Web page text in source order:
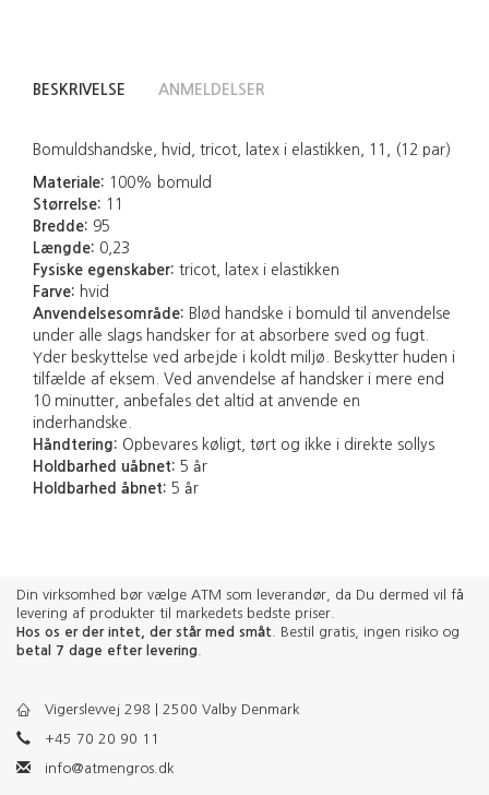
BESKRIVELSE ANMELDELSER
Bomuldshandske, hvid, tricot, latex i elastikken, 11, (12 par)
Materiale: 100% bomuld
Størrelse: 11
Bredde: 95
Længde: 0,23
Fysiske egenskaber: tricot, latex i elastikken
Farve: hvid
Anvendelsesområde: Blød handske i bomuld til anvendelse
under alle slags handsker for at absorbere sved og fugt.
Yder beskyttelse ved arbejde i koldt miljø. Beskytter huden i
tilfælde af eksem. Ved anvendelse af handsker i mere end
10 minutter, anbefales det altid at anvende en
inderhandske.
Håndtering: Opbevares køligt, tørt og ikke i direkte sollys
Holdbarhed uåbnet: 5 år
Holdbarhed åbnet: 5 år
Din virksomhed bør vælge ATM som leverandør, da Du dermed vil få
levering af produkter til markedets bedste priser.
Hos os er der intet, der står med småt . Bestil gratis, ingen risiko og
betal 7 dage efter levering
Vigerslevvej 298 | 2500 Valby Denmark
+45 70 20 90 11
info@atmengros.dk